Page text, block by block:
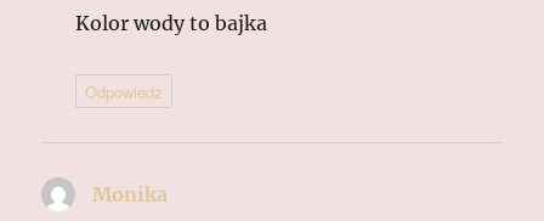
Kolor wody to bajka
Odpowiedz
Monika